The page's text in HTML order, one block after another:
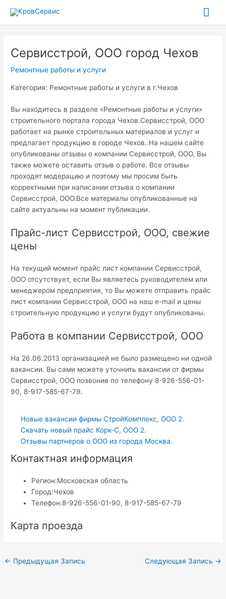
содержимому
Сервисстрой, ООО город Чехов
Ремонтные работы и услуги
Категория: Ремонтные работы и услуги в г.Чехов
Вы находитесь в разделе «Ремонтные работы и услуги»
строительного портала города Чехов.Сервисстрой, ООО
работает на рынке строительных материалов и услуг и
предлагает продукцию в городе Чехов..На нашем сайте
опубликованы отзывы о компании Сервисстрой, ООО, Вы
также можете оставить отзыв о работе. Все отзывы
проходят модерацию и поэтому мы просим быть
корректными при написании отзыва о компании
Сервисстрой, ООО.Все материалы опубликованные на
сайте актуальны на момент публикации.
Прайс-лист Сервисстрой, ООО, свежие
цены
На текущий момент прайс лист компании Сервисстрой,
ООО отсутствует, если Вы являетесь руководителем или
менеджером предприятия, то Вы можете отправить прайс
лист компании Сервисстрой, ООО на наш e-mail и цены
строительную продукцию и услуги будут опубликованы.
Работа в компании Сервисстрой, ООО
На 26.06.2013 организацией не было размещено ни одной
вакансии. Вы сами можете уточнить вакансии от фирмы
Сервисстрой, ООО позвонив по телефону 8-926-556-01-
90, 8-917-585-67-79.
Новые вакансии фирмы СтройКомплекс, ООО 2.
Скачать новый прайс Корк-С, ООО 2.
Отзывы партнеров о ООО из города Москва.
Контактная информация
Регион:Московская область
Город:Чехов
Телефон:8-926-556-01-90, 8-917-585-67-79
Карта проезда
Навигация
← Предыдущая Запись Следующая Запись →